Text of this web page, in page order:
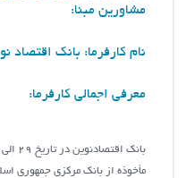
مشاورین مبنا:
نام کارفرما: بانک اقتصاد
معرفی اجمالی کارفرما:
مأخوذه از بانک مركزي جمهوري